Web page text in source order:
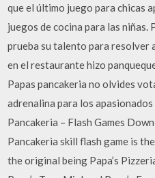
que el último juego para chicas
juegos de cocina para las niñas.
prueba su talento para resolver
en el restaurante hizo
Papas pancakeria no olvides
adrenalina para los apasionados
Pancakeria – Flash Games
Pancakeria skill flash game is
the original being Papa’s